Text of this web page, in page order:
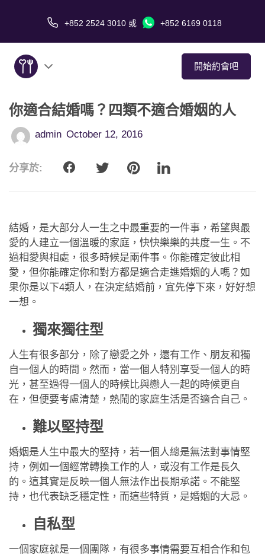
+852 2524 3010 或 +852 6169 0118
開始約會吧
關於我們
服務
愛情故事
約會技巧
應用程式
聯絡我們
你適合結婚嗎？四類不適合婚姻的人
admin October 12, 2016
分享於:
結婚，是大部分人一生之中最重要的一件事，希望與最
愛的人建立一個溫暖的家庭，快快樂樂的共度一生。不
過相愛與相處，很多時候是兩件事。你能確定彼此相
愛，但你能確定你和對方都是適合走進婚姻的人嗎？如
果你是以下4類人，在決定結婚前，宜先停下來，好好想
一想。
獨來獨往型
人生有很多部分，除了戀愛之外，還有工作、朋友和獨
自一個人的時間。然而，當一個人特別享受一個人的時
光，甚至過得一個人的時候比與戀人一起的時候更自
在，但便要考慮清楚，熱鬧的家庭生活是否適合自己。
難以堅持型
婚姻是人生中最大的堅持，若一個人總是無法對事情堅
持，例如一個經常轉換工作的人，或沒有工作是長久
的。這其實是反映一個人無法作出長期承諾。不能堅
持，也代表缺乏穩定性，而這些特質，是婚姻的大忌。
自私型
一個家庭就是一個團隊，有很多事情需要互相合作和包